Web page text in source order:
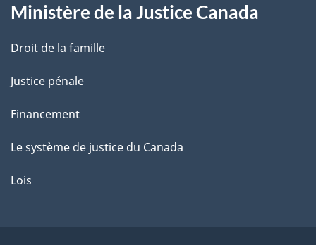
e
Ministère de la Justice Canada
Droit de la famille
Justice pénale
Financement
Le système de justice du Canada
Lois